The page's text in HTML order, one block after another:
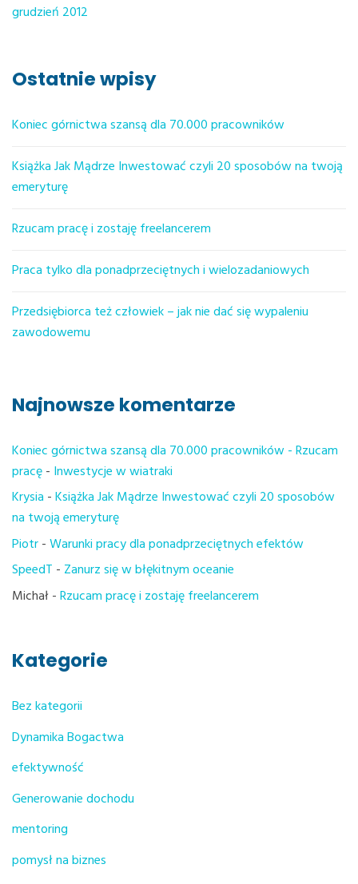
grudzień 2012
Ostatnie wpisy
Koniec górnictwa szansą dla 70.000 pracowników
Książka Jak Mądrze Inwestować czyli 20 sposobów na twoją
emeryturę
Rzucam pracę i zostaję freelancerem
Praca tylko dla ponadprzeciętnych i wielozadaniowych
Przedsiębiorca też człowiek – jak nie dać się wypaleniu
zawodowemu
Najnowsze komentarze
Koniec górnictwa szansą dla 70.000 pracowników - Rzucam
pracę- Inwestycje w wiatraki
Krysia -Książka Jak Mądrze Inwestować czyli 20 sposobów
na twoją emeryturę
Piotr-Warunki pracy dla ponadprzeciętnych efektów
SpeedT - Zanurz się w błękitnym oceanie
Michał-Rzucam pracę i zostaję freelancerem
Kategorie
Bez kategorii
Dynamika Bogactwa
efektywność
Generowanie dochodu
mentoring
pomysł na biznes